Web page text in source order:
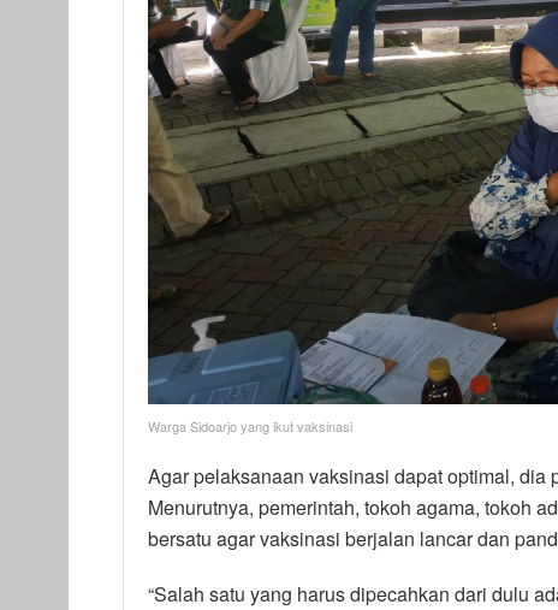
Warga Sidoarjo yang ikut vaksinasi
Agar pelaksanaan vaksinasi dapat optimal,
Menurutnya, pemerintah, tokoh agama, tokoh
bersatu agar vaksinasi berjalan lancar dan
“Salah satu yang harus dipecahkan dari dulu